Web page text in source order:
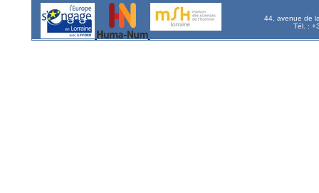
44, avenue de
Tél. :